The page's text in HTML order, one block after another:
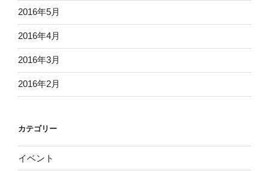
2016年5月
2016年4月
2016年3月
2016年2月
カテゴリー
イベント